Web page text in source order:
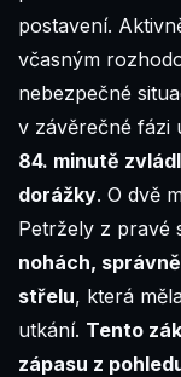
postavení.
včasným
nebezpečné
v závěrečné fázi
84. minutě
dorážky. O dvě
Petržely z pravé
nohách,
střelu, která
utkání. Tento
zápasu z